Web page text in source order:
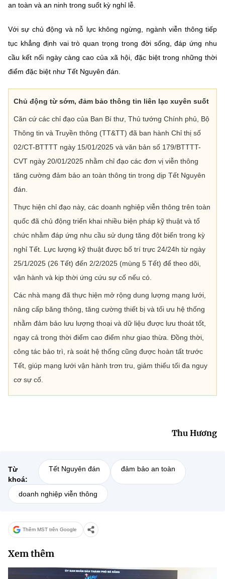
an toàn và an ninh trong suốt kỳ nghỉ lễ.
Với sự chủ động và nỗ lực không ngừng, ngành viễn thông tiếp
tục khẳng định vai trò quan trọng trong đời sống, đáp ứng nhu
cầu kết nối ngày càng cao của xã hội, đặc biệt trong những thời
điểm đặc biệt như Tết Nguyên đán.
Chủ động từ sớm, đảm bảo thông tin liên lạc xuyên suốt
Căn cứ các chỉ đạo của Ban Bí thư, Thủ tướng Chính phủ, Bộ
Thông tin và Truyền thông (TT&TT) đã ban hành Chỉ thị số
02/CT-BTTTT ngày 15/01/2025 và văn bản số 179/BTTTT-
CVT ngày 20/01/2025 nhằm chỉ đạo các đơn vị viễn thông
tăng cường đảm bảo an toàn thông tin trong dịp Tết Nguyên
đán.
Thực hiện chỉ đạo này, các doanh nghiệp viễn thông trên toàn
quốc đã chủ động triển khai nhiều biện pháp kỹ thuật và tổ
chức nhằm đáp ứng nhu cầu sử dụng tăng đột biến trong kỳ
nghỉ Tết. Lực lượng kỹ thuật được bố trí trực 24/24h từ ngày
25/1/2025 (26 Tết) đến 2/2/2025 (mùng 5 Tết) để theo dõi,
vận hành và kịp thời ứng cứu sự cố nếu có.
Các nhà mạng đã thực hiện mở rộng dung lượng mạng lưới,
nâng cấp băng thông, tăng cường thiết bị và tối ưu hệ thống
nhằm đảm bảo lưu lượng thoại và dữ liệu được lưu thoát tốt,
ngay cả trong thời điểm cao điểm như giao thừa. Đồng thời,
công tác bảo trì, rà soát hệ thống cũng được hoàn tất trước
Tết, giúp mạng lưới vận hành trơn tru, giảm thiểu tối đa nguy
cơ sự cố.
Thu Hương
Từ
khoá:
Tết Nguyên đán đảm bảo an toàn
doanh nghiệp viễn thông
Thêm MST trên Google
Xem thêm